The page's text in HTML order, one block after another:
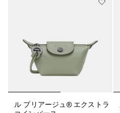
ル プリアージュ® エクストラ